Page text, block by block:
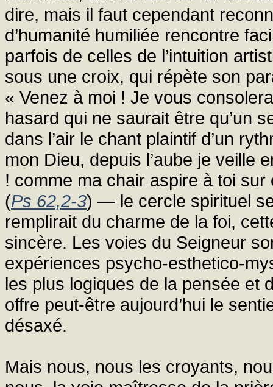
dire, mais il faut cependant
d’humanité humiliée rencontre
parfois de celles de l’intuition
sous une croix, qui répète son
« Venez à moi ! Je vous
hasard qui ne saurait être qu’un
dans l’air le chant plaintif d’un
mon Dieu, depuis l’aube je veille
! comme ma chair aspire à toi
(Ps 62,2-3) — le cercle spirituel
remplirait du charme de la foi,
sincère. Les voies du Seigneur
expériences psycho-esthetico-
les plus logiques de la pensée et
offre peut-être aujourd’hui le
désaxé.
Mais nous, nous les croyants,